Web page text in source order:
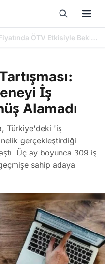
Caner Cindoruk, Oktay Kaynarca'nın Yeni Dizisi 'Hamal'ın Oyuncu Kadrosuna Katıldı
İş
Alamadı
Türkiye'deki 'iş
gerçekleştirdiği
Üç ay boyunca 309 iş
sahip adaya